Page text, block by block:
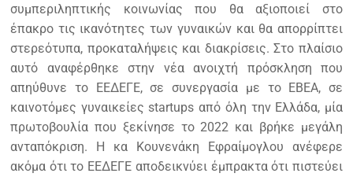
συμπεριληπτικής κοινωνίας που θα αξιοποιεί στο
έπακρο τις ικανότητες των γυναικών και θα απορρίπτει
στερεότυπα, προκαταλήψεις και διακρίσεις. Στο πλαίσιο
αυτό αναφέρθηκε στην νέα ανοιχτή πρόσκληση που
απηύθυνε το ΕΕΔΕΓΕ, σε συνεργασία με το ΕΒΕΑ, σε
καινοτόμες γυναικείες startups από όλη την Ελλάδα, μία
πρωτοβουλία που ξεκίνησε το 2022 και βρήκε μεγάλη
ανταπόκριση. Η κα Κουνενάκη Εφραίμογλου ανέφερε
ακόμα ότι το ΕΕΔΕΓΕ αποδεικνύει έμπρακτα ότι πιστεύει